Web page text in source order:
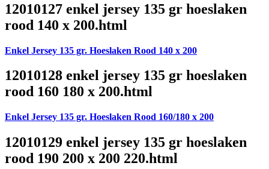
12010127 enkel jersey 135 gr hoeslaken
rood 140 x 200.html
Enkel Jersey 135 gr. Hoeslaken Rood 140 x 200
12010128 enkel jersey 135 gr hoeslaken
rood 160 180 x 200.html
Enkel Jersey 135 gr. Hoeslaken Rood 160/180 x 200
12010129 enkel jersey 135 gr hoeslaken
rood 190 200 x 200 220.html